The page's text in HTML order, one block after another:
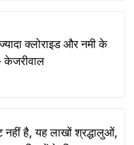
क्लोराइड और नमी के
केजरीवाल
है, यह लाखों श्रद्धालुओं,